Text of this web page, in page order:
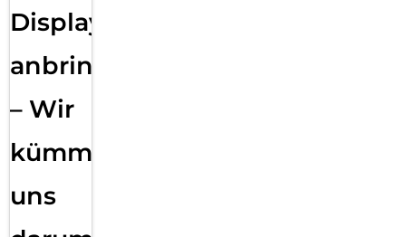
Displayfolie
anbringen
– Wir
kümmern
uns